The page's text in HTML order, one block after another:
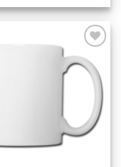
Tilføj til
ønskeliste